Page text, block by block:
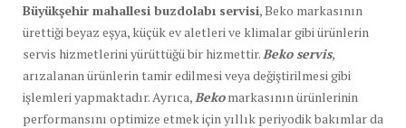
Büyükşehir mahallesi buzdolabı servisi, Beko markasının
ürettiği beyaz eşya, küçük ev aletleri ve klimalar gibi ürünlerin
servis hizmetlerini yürüttüğü bir hizmettir. Beko servis,
arızalanan ürünlerin tamir edilmesi veya değiştirilmesi gibi
işlemleri yapmaktadır. Ayrıca, Beko markasının ürünlerinin
performansını optimize etmek için yıllık periyodik bakımlar da